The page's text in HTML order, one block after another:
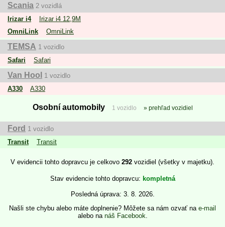
Scania 2 vozidlá
Irizar i4
Irizar i4 12,9M
OmniLink
OmniLink
TEMSA 1 vozidlo
Safari
Safari
Van Hool
1 vozidlo
A330
A330
Osobní automobily 1 vozidlo prehľad vozidiel
Ford 1 vozidlo
Transit
Transit
V evidencii tohto dopravcu je celkovo 292 vozidiel (všetky v majetku).
Stav evidencie tohto dopravcu kompletná
Posledná úprava: 3. 8. 2026.
Našli ste chybu alebo máte doplnenie? Môžete sa nám ozvať na e-mail
alebo na náš Facebook.